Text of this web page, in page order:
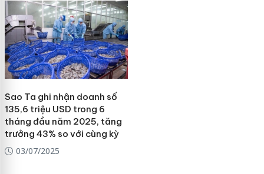
Sao Ta ghi nhận doanh số
135,6 triệu USD trong 6
tháng đầu năm 2025, tăng
trưởng 43% so với cùng kỳ
03/07/2025